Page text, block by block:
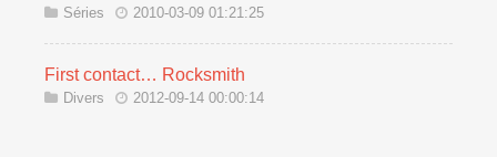
Séries 2010-03-09 01:21:25
First contact… Rocksmith
Divers 2012-09-14 00:00:14